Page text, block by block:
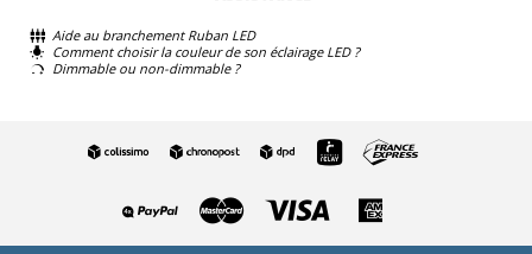
Aide au branchement Ruban LED
Comment choisir la couleur de son éclairage LED ?
Dimmable ou non-dimmable ?